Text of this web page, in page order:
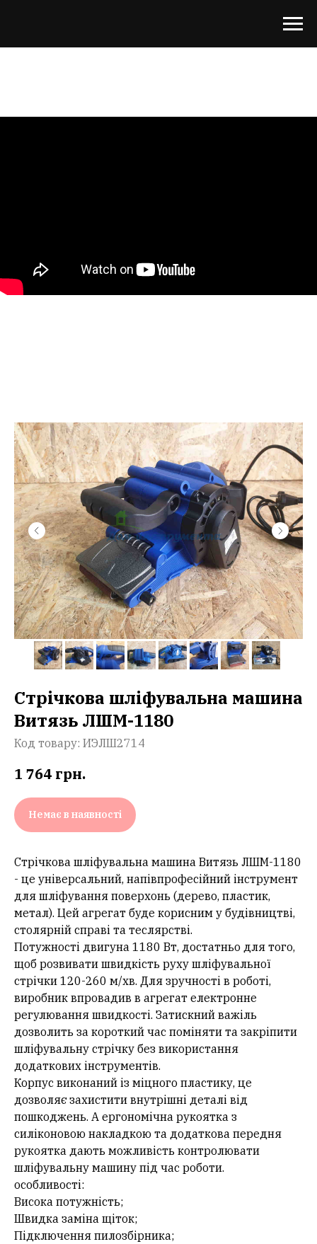
Стрічкова шліфувальна машина
Витязь ЛШМ-1180
Код товару: ИЭЛШ2714
1 764 грн.
Немає в наявності
Стрічкова шліфувальна машина Витязь ЛШМ-1180
- це універсальний, напівпрофесійний інструмент
для шліфування поверхонь (дерево, пластик,
метал). Цей агрегат буде корисним у будівництві,
столярній справі та теслярстві.
Потужності двигуна 1180 Вт, достатньо для того,
щоб розвивати швидкість руху шліфувальної
стрічки 120-260 м/хв. Для зручності в роботі,
виробник впровадив в агрегат електронне
регулювання швидкості. Затискний важіль
дозволить за короткий час поміняти та закріпити
шліфувальну стрічку без використання
додаткових інструментів.
Корпус виконаний із міцного пластику, це
дозволяє захистити внутрішні деталі від
пошкоджень. А ергономічна рукоятка з
силіконовою накладкою та додаткова передня
рукоятка дають можливість контролювати
шліфувальну машину під час роботи.
особливості:
Висока потужність;
Швидка заміна щіток;
Підключення пилозбірника;